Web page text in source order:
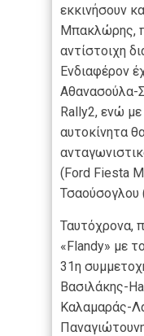
εκκινήσουν
Μπακλώρης,
αντίστοιχη
Ενδιαφέρον
Αθανασούλα-
Rally2, ενώ με
αυτοκίνητα
(Ford Fiesta
Τσαούσογλου
Ταυτόχρονα,
«Flandy» με
31η
Βασιλάκης-
Καλαμαράς-